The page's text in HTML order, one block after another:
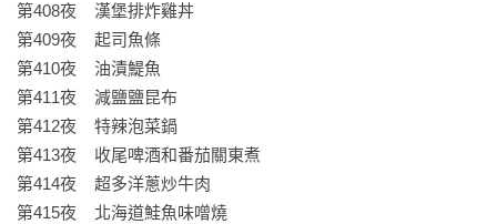
安倍夜郎筆下的《深夜食堂》裡，每則故事獨立成篇，不必擔
心跟哪個角色不熟，突然想念哪道菜就能翻閱，想進去坐隨時
可以從任何一集坐進來。在這裡，每道料理雖然獨立，吃入口
中的感受卻是共通的。透過14道日式家常菜，參與這些食客的
人生際遇，時而溫馨，時而開懷，偶爾也令人鼻酸。簡短的是
故事，漫長的是人生，持續邀請你掀開暖簾入店來，用他們短
短的故事，陪伴你面對長長的人生。
第408夜    漢堡排炸雞丼
第409夜    起司魚條
第410夜    油漬鯷魚
第411夜    減鹽鹽昆布
第412夜    特辣泡菜鍋
第413夜    收尾啤酒和番茄關東煮
第414夜    超多洋蔥炒牛肉
第415夜    北海道鮭魚味噌燒